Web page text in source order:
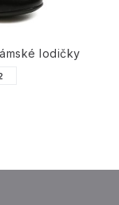
lodičky